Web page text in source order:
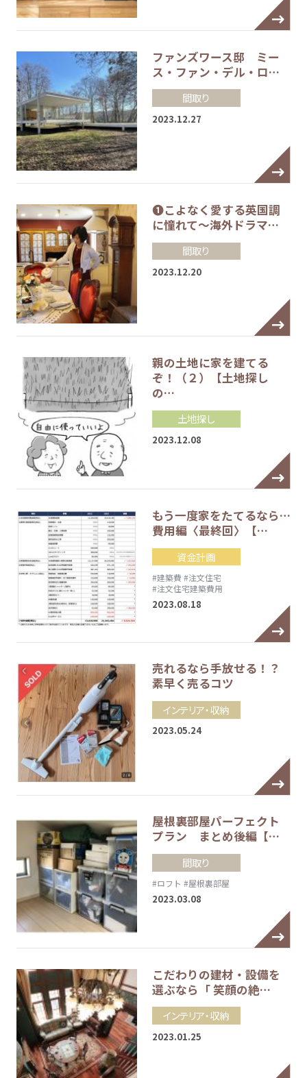
ファンズワース邸 ミー
ス・ファン・デル・ロ…
間取り
2023.12.27
❶こよなく愛する英国調
に憧れて～海外ドラマ…
間取り
2023.12.20
親の土地に家を建てる
ぞ！（２）【土地探し
の…
土地探し
2023.12.08
もう一度家をたてるなら…
費用編〈最終回〉【…
資金計画
#建築費 #注文住宅
#注文住宅建築費用
2023.08.18
売れるなら手放せる！？
素早く売るコツ
インテリア・収納
2023.05.24
屋根裏部屋パーフェクト
プラン まとめ後編【…
間取り
#ロフト #屋根裏部屋
2023.03.08
こだわりの建材・設備を
選ぶなら「 笑顔の絶…
インテリア・収納
2023.01.25